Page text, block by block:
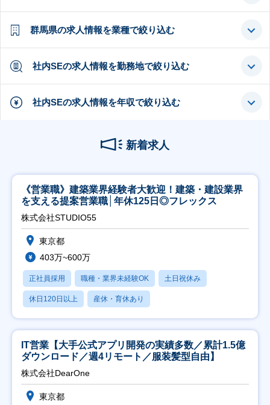
群馬県の求人情報を業種で絞り込む
社内SEの求人情報を勤務地で絞り込む
社内SEの求人情報を年収で絞り込む
新着求人
《営業職》建築業界経験者大歓迎！建築・建設業界
を支える提案営業職│年休125日◎フレックス
株式会社STUDIO55
東京都
403万~600万
正社員採用 職種・業界未経験OK 土日祝休み
休日120日以上 産休・育休あり
IT営業【大手公式アプリ開発の実績多数／累計1.5億
ダウンロード／週4リモート／服装髪型自由】
株式会社DearOne
東京都